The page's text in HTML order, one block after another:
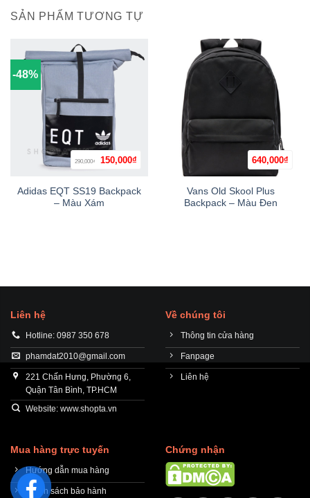
SẢN PHẨM TƯƠNG TỰ
-48%
290,000₫
Giá
gốc
290,000₫.
150,000₫
là:
150,000₫.
Adidas EQT SS19 Backpack
– Màu Xám
640,000₫
Vans Old Skool Plus
Backpack – Màu Đen
Liên hệ
Hotline: 0987 350 678
phamdat2010@gmail.com
221 Chấn Hưng, Phường 6,
Quận Tân Bình, TP.HCM
Website: www.shopta.vn
Về chúng tôi
Thông tin cửa hàng
Fanpage
Liên hệ
Mua hàng trực tuyến
Hướng dẫn mua hàng
Chính sách bảo hành
Chứng nhận